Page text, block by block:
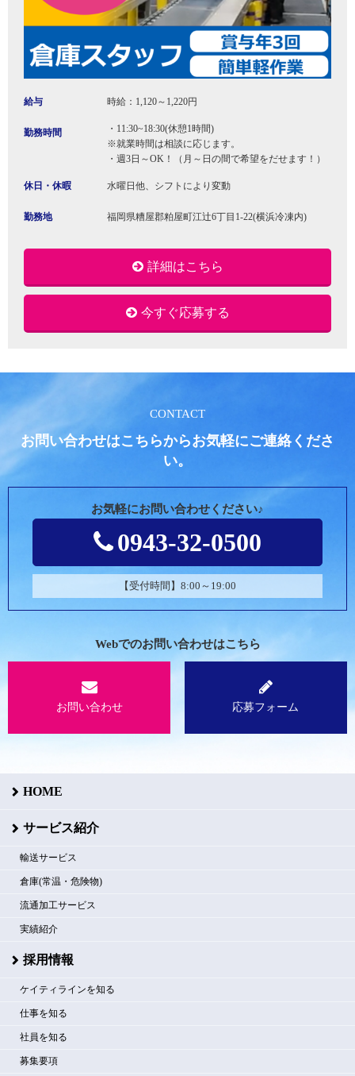
給与 時給：1,120～1,220円
勤務時間
・11:30~18:30(休憩1時間)
※就業時間は相談に応じます。
・週3日～OK！（月～日の間で希望をだせます！）
休日・休暇 水曜日他、シフトにより変動
勤務地 福岡県糟屋郡粕屋町江辻6丁目1-22(横浜冷凍内)
詳細はこちら
今すぐ応募する
CONTACT
お問い合わせはこちらからお気軽にご連絡くださ
い。
お気軽にお問い合わせください♪
0943-32-0500
【受付時間】8:00～19:00
Webでのお問い合わせはこちら
お問い合わせ 応募フォーム
HOME
サービス紹介
輸送サービス
倉庫(常温・危険物)
流通加工サービス
実績紹介
採用情報
ケイティラインを知る
仕事を知る
社員を知る
募集要項